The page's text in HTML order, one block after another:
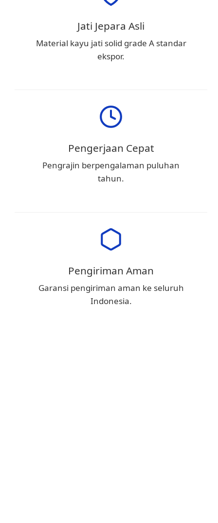
Jati Jepara Asli
Material kayu jati solid grade A standar
ekspor.
Pengerjaan Cepat
Pengrajin berpengalaman puluhan
tahun.
Pengiriman Aman
Garansi pengiriman aman ke seluruh
Indonesia.